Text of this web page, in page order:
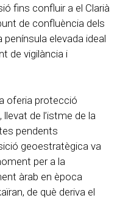
fins confluir a el Clarià
de confluència dels
elevada ideal
de vigilància i
oferia protecció
de l’istme de la
pendents
geoestratègica va
per a la
àrab en època
de què deriva el